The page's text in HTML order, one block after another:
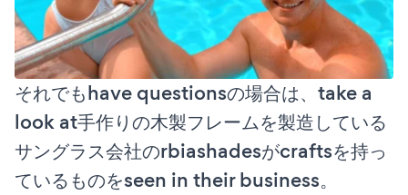
それでもhave questionsの場合は、take a
look at手作りの木製フレームを製造している
サングラス会社のrbiashadesがcraftsを持っ
ているものをseen in their business。